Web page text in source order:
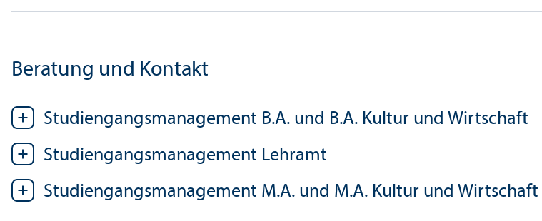
Beratung und Kontakt
Studien­gangs­management B.A. und B.A. Kultur und Wirtschaft
Studien­gangs­management Lehr­amt
Studien­gangs­management M.A. und M.A. Kultur und Wirtschaft